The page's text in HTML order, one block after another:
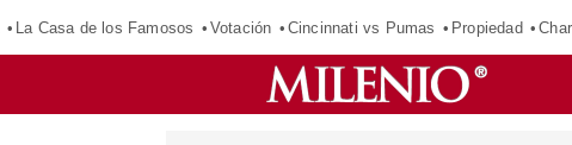
La Casa de los Famosos Votación Cincinnati vs Pumas Propiedad